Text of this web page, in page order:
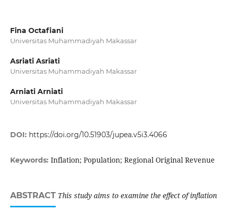
Fina Octafiani
Universitas Muhammadiyah Makassar
Asriati Asriati
Universitas Muhammadiyah Makassar
Arniati Arniati
Universitas Muhammadiyah Makassar
DOI: https://doi.org/10.51903/jupea.v5i3.4066
Keywords: Inflation; Population; Regional Original Revenue
ABSTRACT This study aims to examine the effect of inflation